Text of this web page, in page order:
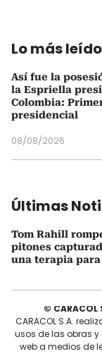
Lo más leído
Así fue la
la Espriella
Colombia:
presidencial
08/08/2026
Últimas
Tom Rahill
pitones
una terapia
©
CARACOL S.A.
usos de las obras
web a medios de